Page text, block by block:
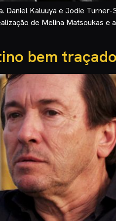
Kaluuya e Jodie
de Melina Matsoukas
bem traçado